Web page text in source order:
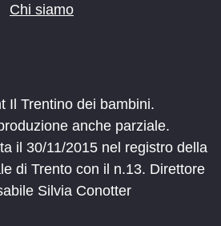
Chi siamo
Il Trentino dei bambini.
anche parziale.
il 30/11/2015 nel registro della
di Trento con il n.13. Direttore
Silvia Conotter